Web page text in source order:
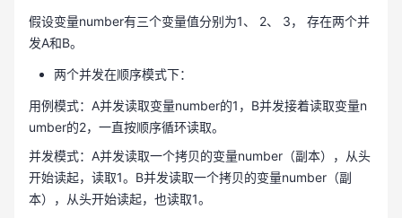
假设变量number有三个变量值分别为1、 2、 3， 存在两个并
发A和B。
两个并发在顺序模式下：
用例模式：A并发读取变量number的1，B并发接着读取变量n
umber的2，一直按顺序循环读取。
并发模式：A并发读取一个拷贝的变量number（副本），从头
开始读起，读取1。B并发读取一个拷贝的变量number（副
本），从头开始读起，也读取1。